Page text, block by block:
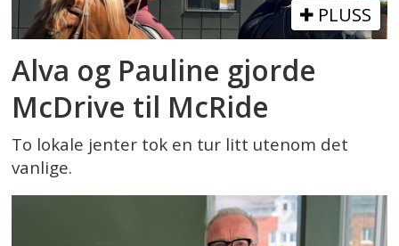
PLUSS
Alva og Pauline gjorde
McDrive til McRide
To lokale jenter tok en tur litt utenom det
vanlige.